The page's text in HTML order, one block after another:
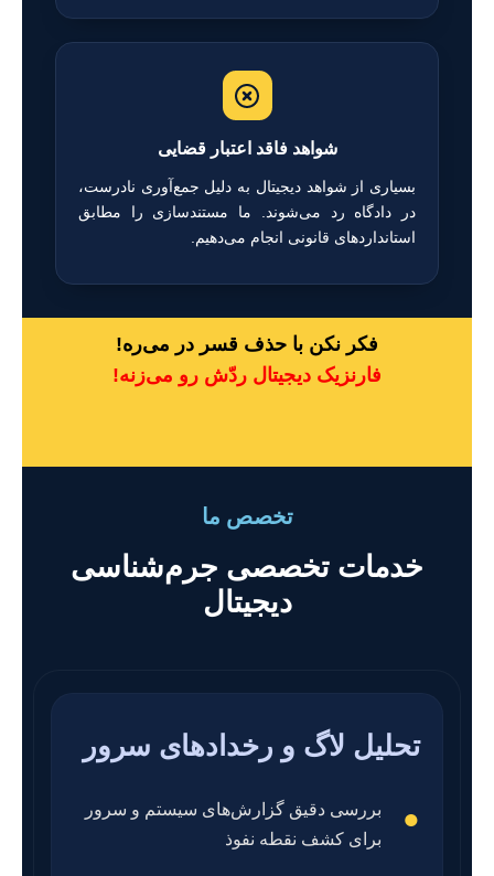
شواهد فاقد اعتبار قضایی
بسیاری از شواهد دیجیتال به دلیل جمع‌آوری نادرست،
در دادگاه رد می‌شوند. ما مستندسازی را مطابق
استانداردهای قانونی انجام می‌دهیم.
فکر نکن با حذف قسر در می‌ره!
فارنزیک دیجیتال ردّش رو می‌زنه!
تخصص ما
خدمات تخصصی جرم‌شناسی
دیجیتال
تحلیل لاگ و رخدادهای سرور
بررسی دقیق گزارش‌های سیستم و سرور
برای کشف نقطه نفوذ